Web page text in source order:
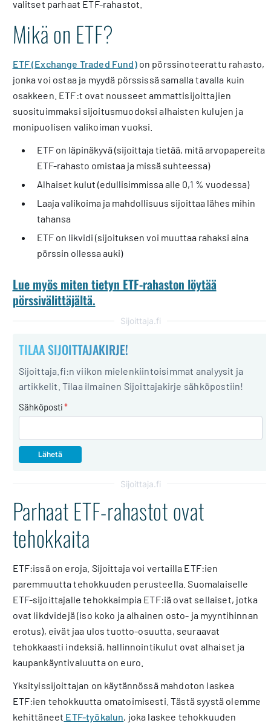
valitset parhaat ETF-rahastot.
Mikä on ETF?
ETF (Exchange Traded Fund)on pörssinoteerattu rahasto,
jonka voi ostaa ja myydä pörssissä samalla tavalla kuin
osakkeen. ETF:t ovat nousseet ammattisijoittajien
suosituimmaksi sijoitusmuodoksi alhaisten kulujen ja
monipuolisen valikoiman vuoksi.
ETF on läpinäkyvä (sijoittaja tietää, mitä arvopapereita
ETF-rahasto omistaa ja missä suhteessa)
Alhaiset kulut (edullisimmissa alle 0,1 % vuodessa)
Laaja valikoima ja mahdollisuus sijoittaa lähes mihin
tahansa
ETF on likvidi (sijoituksen voi muuttaa rahaksi aina
pörssin ollessa auki)
Lue myös miten tietyn ETF-rahaston löytää
pörssivälittäjältä.
Sijoittaja.fi
TILAA SIJOITTAJAKIRJE!
Sijoittaja.fi:n viikon mielenkiintoisimmat analyysit ja
artikkelit. Tilaa ilmainen Sijoittajakirje sähköpostiin!
Sähköposti*
Sijoittaja.fi
Parhaat ETF-rahastot ovat
tehokkaita
ETF:issä on eroja. Sijoittaja voi vertailla ETF:ien
paremmuutta tehokkuuden perusteella. Suomalaiselle
ETF-sijoittajalle tehokkaimpia ETF:iä ovat sellaiset, jotka
ovat likdvidejä (iso koko ja alhainen osto- ja myyntihinnan
erotus), eivät jaa ulos tuotto-osuutta, seuraavat
tehokkaasti indeksiä, hallinnointikulut ovat alhaiset ja
kaupankäyntivaluutta on euro.
Yksityissijoittajan on käytännössä mahdoton laskea
ETF:ien tehokkuutta omatoimisesti. Tästä syystä olemme
kehittäneet ETF-työkalun, joka laskee tehokkuuden